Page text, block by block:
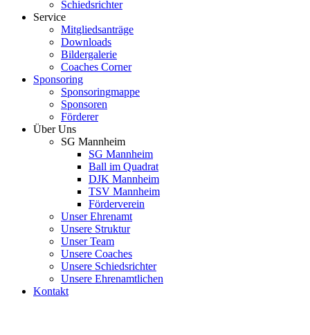
Schiedsrichter
Service
Mitgliedsanträge
Downloads
Bildergalerie
Coaches Corner
Sponsoring
Sponsoringmappe
Sponsoren
Förderer
Über Uns
SG Mannheim
SG Mannheim
Ball im Quadrat
DJK Mannheim
TSV Mannheim
Förderverein
Unser Ehrenamt
Unsere Struktur
Unser Team
Unsere Coaches
Unsere Schiedsrichter
Unsere Ehrenamtlichen
Kontakt